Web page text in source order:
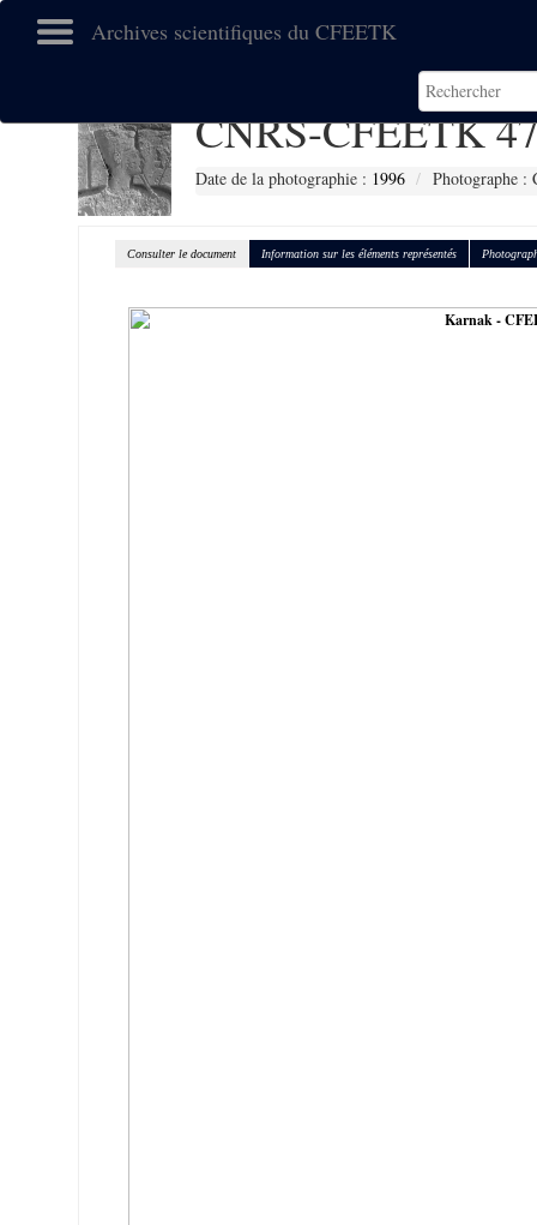
Archives scientifiques du CFEETK
CNRS-CFEETK
Date de la photographie : 1996 Photographe :
Consulter le document Information sur les éléments représentés